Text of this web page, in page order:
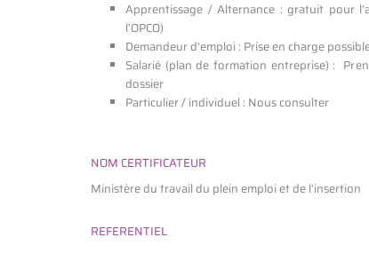
Apprentissage / Alternance : gratuit pour
l’OPCO)
Demandeur d’emploi : Prise en charge
Salarié (plan de formation entreprise) :
dossier
Particulier / individuel : Nous consulter
NOM CERTIFICATEUR
Ministère du travail du plein emploi et de l’insertion
REFERENTIEL